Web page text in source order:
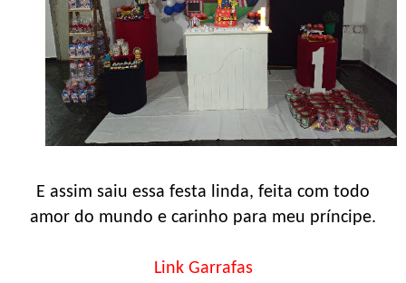
E assim saiu essa festa linda, feita com todo
amor do mundo e carinho para meu príncipe.
Link Garrafas